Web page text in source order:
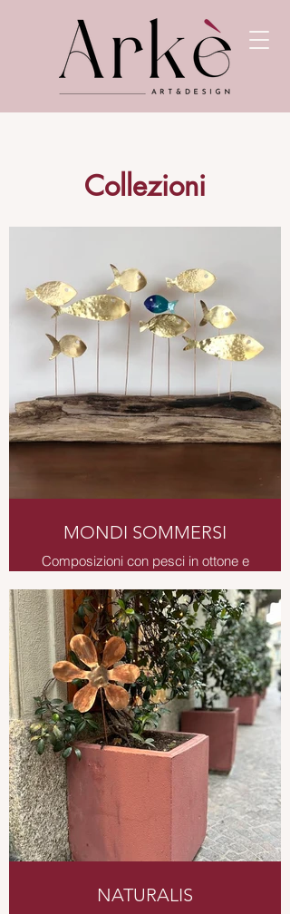
Collezioni
MONDI SOMMERSI
Composizioni con pesci in ottone e
rame smaltato, montati su legno
levigato dalle acque.
NATURALIS